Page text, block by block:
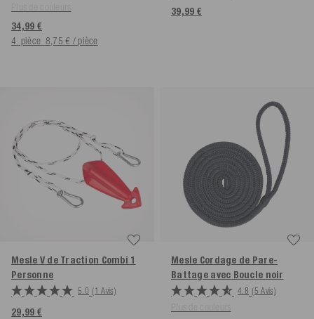
34,99 €
4 pièce 8,75 € / pièce
39,99 €
Mesle V de Traction Combi 1
Personne
5.0 (1 Avis)
29,99 €
Mesle Cordage de Pare-
Battage avec Boucle noir
4.8 (5 Avis)